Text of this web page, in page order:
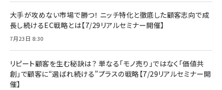
大手が攻めない市場で勝つ！ ニッチ特化と徹底した顧客志向で成
長し続けるEC戦略とは【7/29リアルセミナー開催】
7月23日 8:30
リピート顧客を生む秘訣は？ 単なる「モノ売り」ではなく「価値共
創」で顧客に“選ばれ続ける”プラスの戦略【7/29リアルセミナー開
催】